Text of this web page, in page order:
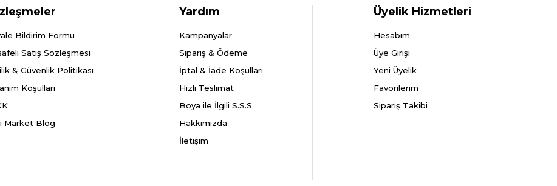
Bildirim Formu
Satış Sözleşmesi
& Güvenlik Politikası
Koşulları
Market Blog
Yardım
Kampanyalar
Sipariş & Ödeme
İptal & İade Koşulları
Hızlı Teslimat
Boya ile İlgili S.S.S.
Hakkımızda
İletişim
Üyelik Hizmetleri
Hesabım
Üye Girişi
Yeni Üyelik
Favorilerim
Sipariş Takibi